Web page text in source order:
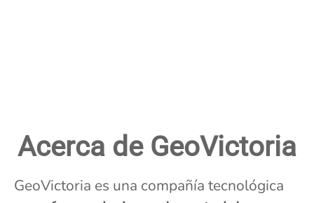
Acerca de GeoVictoria
GeoVictoria es una compañía tecnológica